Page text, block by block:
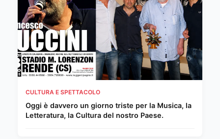
CULTURA E SPETTACOLO
Oggi è davvero un giorno triste per la Musica, la
Letteratura, la Cultura del nostro Paese.